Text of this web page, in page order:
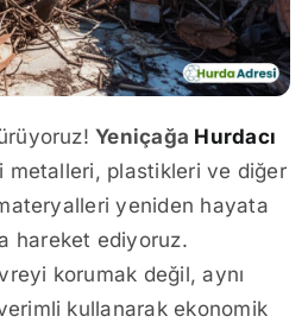
Yeniçağa Hurdacı
metalleri, plastikleri ve diğer
yeniden hayata
hareket ediyoruz.
korumak değil, aynı
kullanarak ekonomik